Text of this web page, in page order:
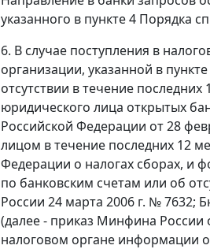
указанного в пункте 4 Порядка
6. В случае поступления в
организации, указанной в
отсутствии в течение
юридического лица открытых
Российской Федерации от 28
лицом в течение последних 12
Федерации о налогах сборах, и
по банковским счетам или об
России 24 марта 2006 г. № 7632;
(далее - приказ Минфина России
налоговом органе информации